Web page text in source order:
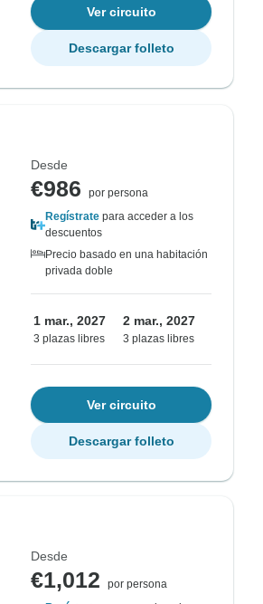
Ver circuito
Descargar folleto
Desde
€986
por persona
Regístrate para acceder a los
descuentos
Precio basado en una habitación
privada doble
1 mar., 2027
3 plazas libres
2 mar., 2027
3 plazas libres
Ver circuito
Descargar folleto
Desde
€1,012
por persona